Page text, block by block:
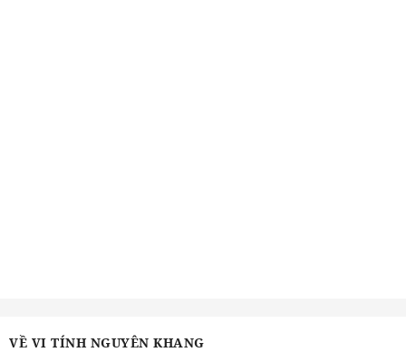
VỀ VI TÍNH NGUYÊN KHANG